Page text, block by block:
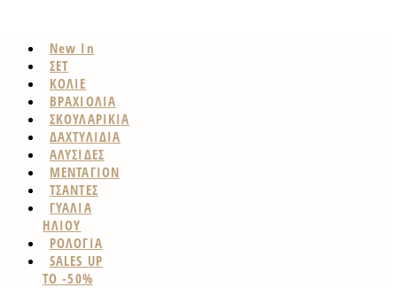
New In
ΣΕΤ
ΚΟΛΙΕ
ΒΡΑΧΙΟΛΙΑ
ΣΚΟΥΛΑΡΙΚΙΑ
ΔΑΧΤΥΛΙΔΙΑ
ΑΛΥΣΙΔΕΣ
ΜΕΝΤΑΓΙΟΝ
ΤΣΑΝΤΕΣ
ΓΥΑΛΙΑ
ΗΛΙΟΥ
ΡΟΛΟΓΙΑ
SALES UP
TO -50%